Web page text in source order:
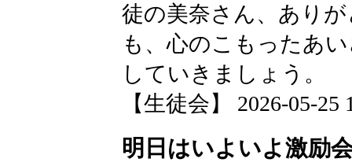
徒の美奈さん、あり
も、心のこもったあ
していきましょう。
【生徒会】 2026-05-25
明日はいよいよ激励